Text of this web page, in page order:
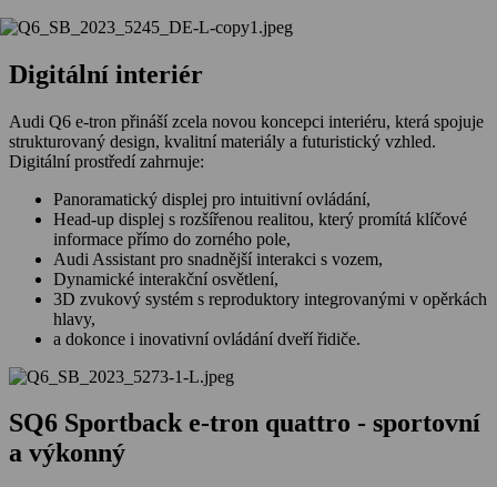
Digitální interiér
Audi Q6 e-tron přináší zcela novou koncepci interiéru, která spojuje
strukturovaný design, kvalitní materiály a futuristický vzhled.
Digitální prostředí zahrnuje:
Panoramatický displej pro intuitivní ovládání,
Head-up displej s rozšířenou realitou, který promítá klíčové
informace přímo do zorného pole,
Audi Assistant pro snadnější interakci s vozem,
Dynamické interakční osvětlení,
3D zvukový systém s reproduktory integrovanými v opěrkách
hlavy,
a dokonce i inovativní ovládání dveří řidiče.
SQ6 Sportback e-tron quattro - sportovní
a výkonný